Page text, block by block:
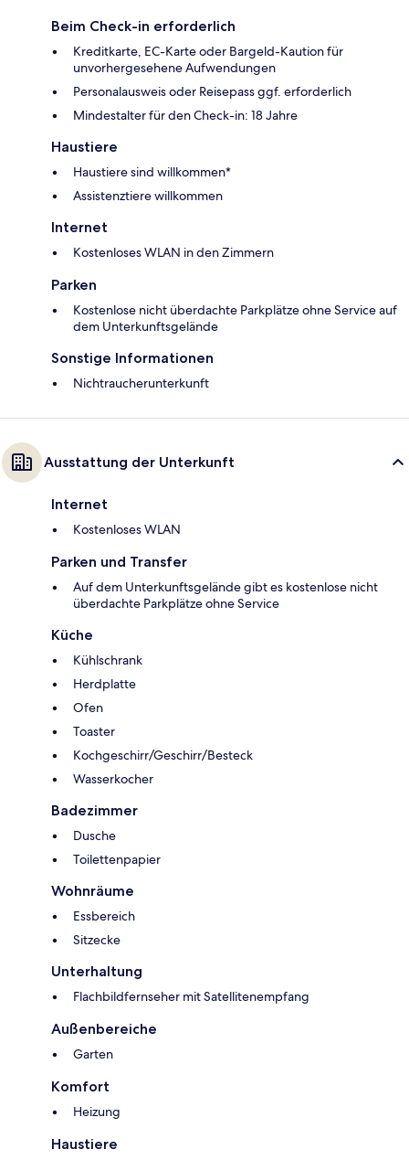
Beim Check-in erforderlich
Kreditkarte, EC-Karte oder Bargeld-Kaution für
unvorhergesehene Aufwendungen
Personalausweis oder Reisepass ggf. erforderlich
Mindestalter für den Check-in: 18 Jahre
Haustiere
Haustiere sind willkommen*
Assistenztiere willkommen
Internet
Kostenloses WLAN in den Zimmern
Parken
Kostenlose nicht überdachte Parkplätze ohne Service auf
dem Unterkunftsgelände
Sonstige Informationen
Nichtraucherunterkunft
Ausstattung der Unterkunft
Internet
Kostenloses WLAN
Parken und Transfer
Auf dem Unterkunftsgelände gibt es kostenlose nicht
überdachte Parkplätze ohne Service
Küche
Kühlschrank
Herdplatte
Ofen
Toaster
Kochgeschirr/Geschirr/Besteck
Wasserkocher
Badezimmer
Dusche
Toilettenpapier
Wohnräume
Essbereich
Sitzecke
Unterhaltung
Flachbildfernseher mit Satellitenempfang
Außenbereiche
Garten
Komfort
Heizung
Haustiere